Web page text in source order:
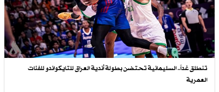
تنطلق غداً.. السليمانية تحتضن بطولة أندية العراق للتايكواندو للفئات
العمرية